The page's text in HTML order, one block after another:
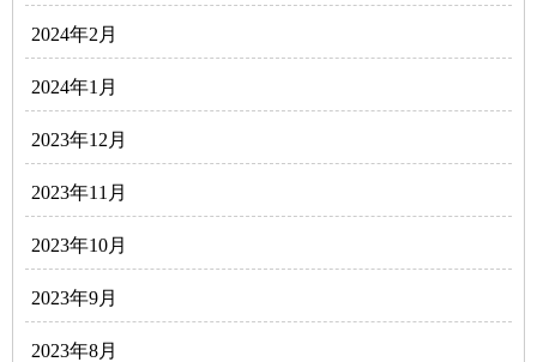
2024年2月
2024年1月
2023年12月
2023年11月
2023年10月
2023年9月
2023年8月